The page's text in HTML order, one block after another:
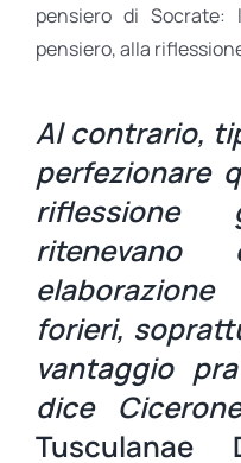
pensiero di Socrate:
pensiero, alla
Al contrario,
perfezionare
forieri,
vantaggio
dice
Tusculanae